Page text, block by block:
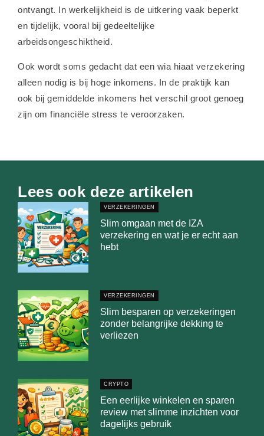
ontvangt. In werkelijkheid is de uitkering vaak beperkt
en tijdelijk, vooral bij gedeeltelijke
arbeidsongeschiktheid.
Ook wordt soms gedacht dat een wia hiaat verzekering
alleen nodig is bij hoge inkomens. In de praktijk kan
ook bij gemiddelde inkomens het verschil groot genoeg
zijn om financiële stress te veroorzaken.
Lees ook deze artikelen
VERZEKERINGEN
Slim omgaan met de IZA
verzekering en wat je er echt aan
hebt
VERZEKERINGEN
Slim besparen op verzekeringen
zonder belangrijke dekking te
verliezen
CRYPTO
Een eerlijke winkelen en sparen
review met slimme inzichten voor
dagelijks gebruik